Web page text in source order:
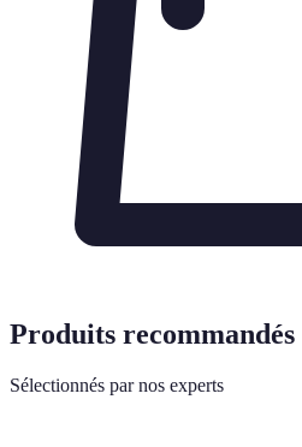
Produits recommandés
Sélectionnés par nos experts